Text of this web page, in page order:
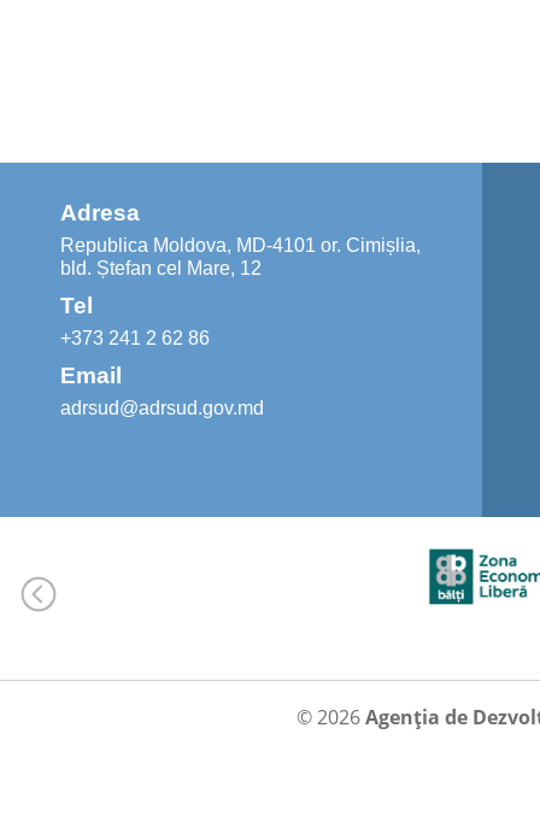
Adresa
Republica Moldova, MD-4101 or. Cimișlia,
bld. Ștefan cel Mare, 12
Tel
+373 241 2 62 86
Email
adrsud@adrsud.gov.md
© 2026Agenția de